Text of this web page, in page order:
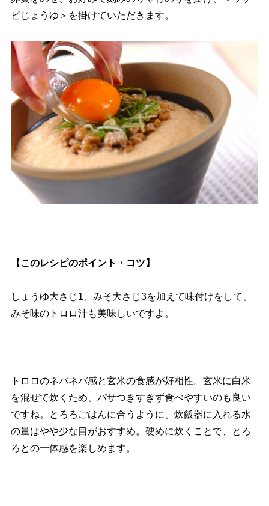
ビじょうゆ＞を掛けていただきます。
【このレシピのポイント・コツ】
しょうゆ大さじ1、みそ大さじ3を加えて味付けをして、
みそ味のトロロ汁も美味しいですよ。
トロロのネバネバ感と玄米の食感が好相性。玄米に白米
を混ぜて炊くため、パサつきすぎず食べやすいのも良い
ですね。とろろごはんに合うように、炊飯器に入れる水
の量はやや少な目がおすすめ。硬めに炊くことで、とろ
ろとの一体感を楽しめます。